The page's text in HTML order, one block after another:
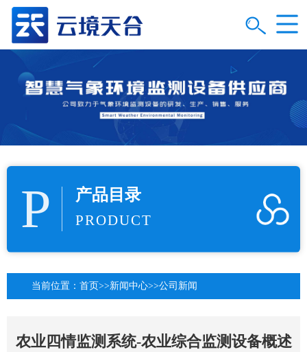
P 产品目录
PRODUCT
当前位置： 首页>>新闻中心>>公司新闻
农业四情监测系统-农业综合监测设备概述